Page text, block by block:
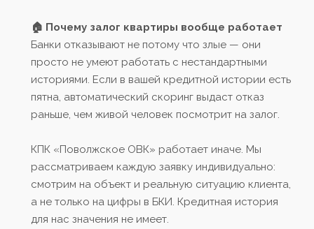
🏠 Почему залог квартиры вообще работает
Банки отказывают не потому что злые — они
просто не умеют работать с нестандартными
историями. Если в вашей кредитной истории есть
пятна, автоматический скоринг выдаст отказ
раньше, чем живой человек посмотрит на залог.
КПК «Поволжское ОВК» работает иначе. Мы
рассматриваем каждую заявку индивидуально:
смотрим на объект и реальную ситуацию клиента,
а не только на цифры в БКИ. Кредитная история
для нас значения не имеет.